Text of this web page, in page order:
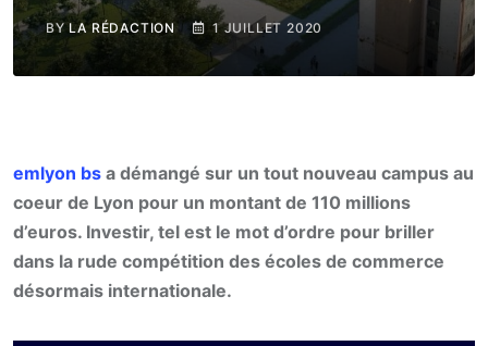
BYLA RÉDACTION 1 JUILLET 2020
emlyon bs a démangé sur un tout nouveau campus au
coeur de Lyon pour un montant de 110 millions
d’euros. Investir, tel est le mot d’ordre pour briller
dans la rude compétition des écoles de commerce
désormais internationale.